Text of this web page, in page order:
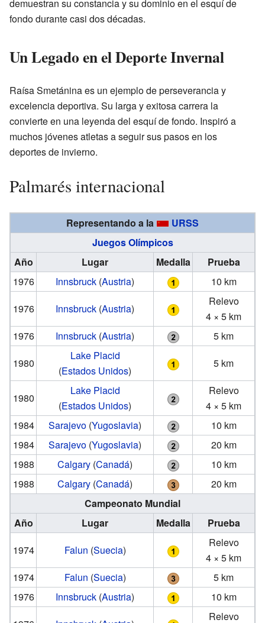
demuestran su constancia y su dominio en el esquí de
fondo durante casi dos décadas.
Un Legado en el Deporte Invernal
Raísa Smetánina es un ejemplo de perseverancia y
excelencia deportiva. Su larga y exitosa carrera la
convierte en una leyenda del esquí de fondo. Inspiró a
muchos jóvenes atletas a seguir sus pasos en los
deportes de invierno.
Palmarés internacional
Representando a la
URSS
Juegos Olímpicos
Año
Lugar Medalla
Prueba
1976
Innsbruck (Austria)
10 km
1976
Innsbruck (Austria)
Relevo
4 × 5 km
1976
Innsbruck (Austria)
5 km
1980
Lake Placid
(Estados Unidos)
5 km
1980
Lake Placid
(Estados Unidos)
Relevo
4 × 5 km
1984
Sarajevo (Yugoslavia)
10 km
1984
Sarajevo (Yugoslavia)
20 km
1988
Calgary (Canadá)
10 km
1988
Calgary (Canadá)
20 km
Campeonato Mundial
Año
Lugar Medalla
Prueba
1974
Falun (Suecia)
Relevo
4 × 5 km
1974
Falun (Suecia)
5 km
1976
Innsbruck (Austria)
10 km
Relevo